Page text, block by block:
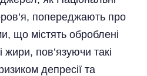
попереджають про
що містять оброблені
жири, пов’язуючи такі
депресії та